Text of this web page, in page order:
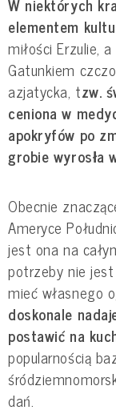
W niektórych
elementem
miłości Erzulie,
Gatunkiem
azjatycka, tzw.
ceniona w
apokryfów po
grobie wyrosła
Obecnie
Ameryce
jest ona na
potrzeby nie
mieć własnego
doskonale
postawić na
popularnością
dań.